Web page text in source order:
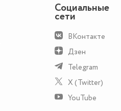
Социальные
сети
ВКонтакте
Дзен
Telegram
X (Twitter)
YouTube